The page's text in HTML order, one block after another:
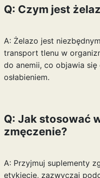
Q: Czym jest
A: Żelazo jest
transport tlenu w
do anemii, co objawia
osłabieniem.
Q: Jak stosować
zmęczenie?
A: Przyjmuj suplementy
etykiecie, zazwyczaj